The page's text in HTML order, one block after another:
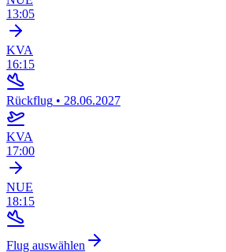
13:05
KVA
16:15
Rückflug • 28.06.2027
KVA
17:00
NUE
18:15
Flug auswählen